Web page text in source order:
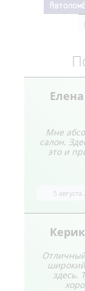
Елена
Мне
салон.
это и
5 августа
Керик
здесь.